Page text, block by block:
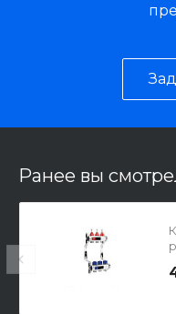
Ранее вы